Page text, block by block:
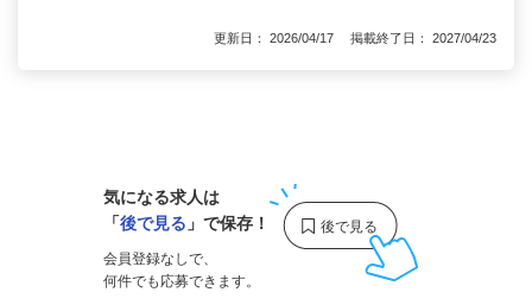
更新日： 2026/04/17 掲載終了日： 2027/04/23
気になる求人は
「後で見る 」で保存！
会員登録なしで、
何件でも応募できます。